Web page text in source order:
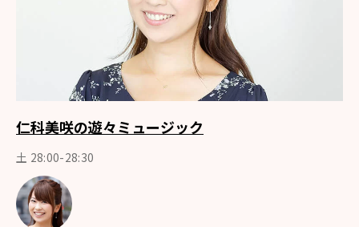
仁科美咲の遊々ミュージック
土 28:00-28:30